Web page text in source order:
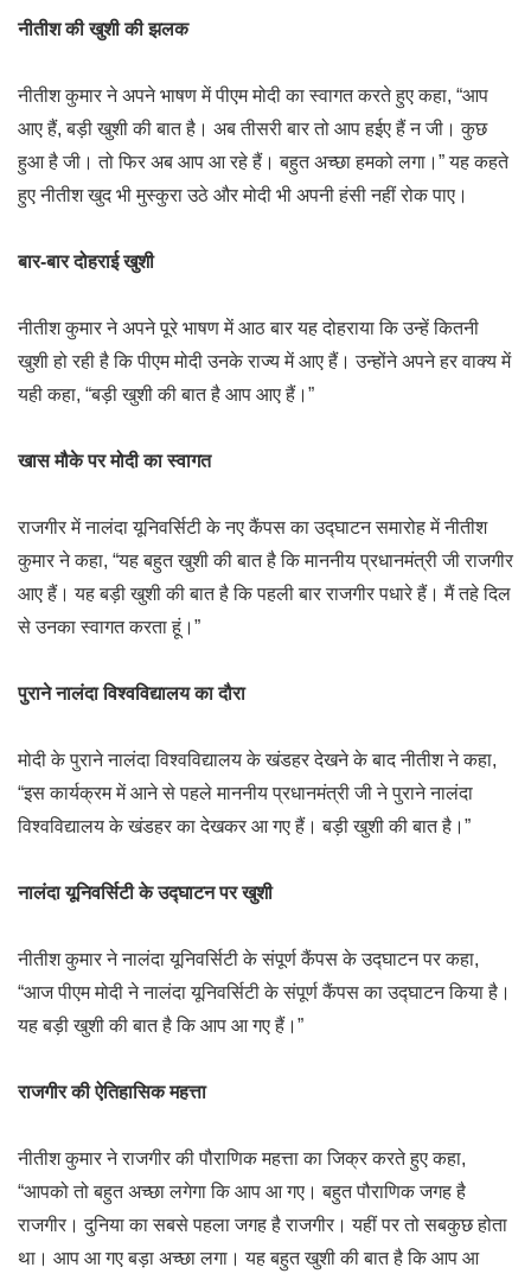
नीतीश की खुशी की झलक
नीतीश कुमार ने अपने भाषण में पीएम मोदी का स्वागत करते हुए कहा, “आप
आए हैं, बड़ी खुशी की बात है। अब तीसरी बार तो आप हईए हैं न जी। कुछ
हुआ है जी। तो फिर अब आप आ रहे हैं। बहुत अच्छा हमको लगा।” यह कहते
हुए नीतीश खुद भी मुस्कुरा उठे और मोदी भी अपनी हंसी नहीं रोक पाए।
बार-बार दोहराई खुशी
नीतीश कुमार ने अपने पूरे भाषण में आठ बार यह दोहराया कि उन्हें कितनी
खुशी हो रही है कि पीएम मोदी उनके राज्य में आए हैं। उन्होंने अपने हर वाक्य में
यही कहा, “बड़ी खुशी की बात है आप आए हैं।”
खास मौके पर मोदी का स्वागत
राजगीर में नालंदा यूनिवर्सिटी के नए कैंपस का उद्घाटन समारोह में नीतीश
कुमार ने कहा, “यह बहुत खुशी की बात है कि माननीय प्रधानमंत्री जी राजगीर
आए हैं। यह बड़ी खुशी की बात है कि पहली बार राजगीर पधारे हैं। मैं तहे दिल
से उनका स्वागत करता हूं।”
पुराने नालंदा विश्वविद्यालय का दौरा
मोदी के पुराने नालंदा विश्वविद्यालय के खंडहर देखने के बाद नीतीश ने कहा,
“इस कार्यक्रम में आने से पहले माननीय प्रधानमंत्री जी ने पुराने नालंदा
विश्वविद्यालय के खंडहर का देखकर आ गए हैं। बड़ी खुशी की बात है।”
नालंदा यूनिवर्सिटी के उद्घाटन पर खुशी
नीतीश कुमार ने नालंदा यूनिवर्सिटी के संपूर्ण कैंपस के उद्घाटन पर कहा,
“आज पीएम मोदी ने नालंदा यूनिवर्सिटी के संपूर्ण कैंपस का उद्घाटन किया है।
यह बड़ी खुशी की बात है कि आप आ गए हैं।”
राजगीर की ऐतिहासिक महत्ता
नीतीश कुमार ने राजगीर की पौराणिक महत्ता का जिक्र करते हुए कहा,
“आपको तो बहुत अच्छा लगेगा कि आप आ गए। बहुत पौराणिक जगह है
राजगीर। दुनिया का सबसे पहला जगह है राजगीर। यहीं पर तो सबकुछ होता
था। आप आ गए बड़ा अच्छा लगा। यह बहुत खुशी की बात है कि आप आ